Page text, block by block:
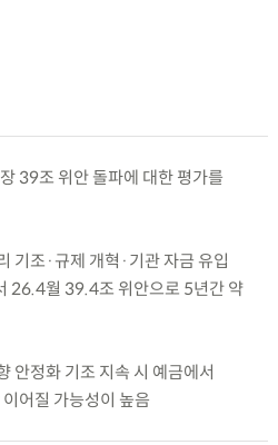
39조 위안 돌파에 대한 평가를
기조·규제 개혁·기관 자금 유입
26.4월 39.4조 위안으로 5년간 약
안정화 기조 지속 시 예금에서
어질 가능성이 높음